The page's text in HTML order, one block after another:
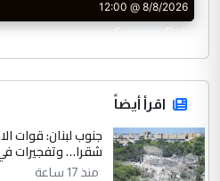
CurrencyRate
اقرأ أيضاً
جنوب لبنان: قوات
شقرا… وتفجيرات
منذ 17 ساعة